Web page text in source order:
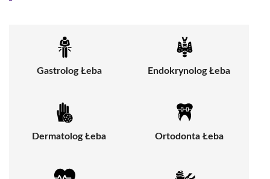
Gastrolog Łeba Endokrynolog Łeba
Dermatolog Łeba Ortodonta Łeba